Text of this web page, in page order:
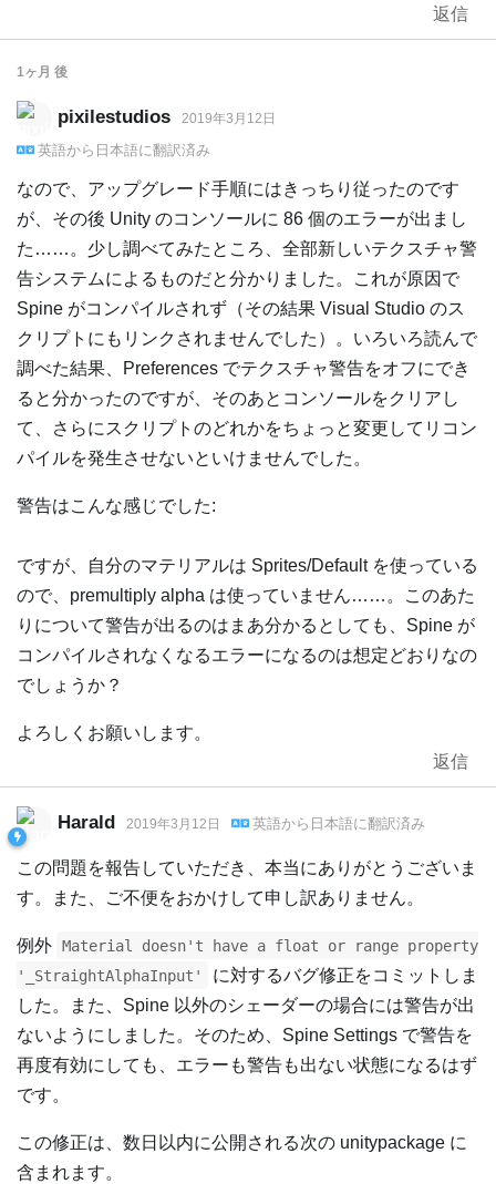
返信
1ヶ月 後
pixilestudios 2019年3月12日
英語から 日本語に翻訳済み
なので、アップグレード手順にはきっちり従ったのです
が、その後 Unity のコンソールに 86 個のエラーが出まし
た……。少し調べてみたところ、全部新しいテクスチャ警
告システムによるものだと分かりました。これが原因で
Spine がコンパイルされず（その結果 Visual Studio のス
クリプトにもリンクされませんでした）。いろいろ読んで
調べた結果、Preferences でテクスチャ警告をオフにでき
ると分かったのですが、そのあとコンソールをクリアし
て、さらにスクリプトのどれかをちょっと変更してリコン
パイルを発生させないといけませんでした。
警告はこんな感じでした:
ですが、自分のマテリアルは Sprites/Default を使っている
ので、premultiply alpha は使っていません……。このあた
りについて警告が出るのはまあ分かるとしても、Spine が
コンパイルされなくなるエラーになるのは想定どおりなの
でしょうか？
よろしくお願いします。
返信
Harald 2019年3月12日 英語から 日本語に翻訳済み
この問題を報告していただき、本当にありがとうございま
す。また、ご不便をおかけして申し訳ありません。
例外 Material doesn't have a float or range property
'_StraightAlphaInput'
に対するバグ修正をコミットしま
した。また、Spine 以外のシェーダーの場合には警告が出
ないようにしました。そのため、Spine Settings で警告を
再度有効にしても、エラーも警告も出ない状態になるはず
です。
この修正は、数日以内に公開される次の unitypackage に
含まれます。